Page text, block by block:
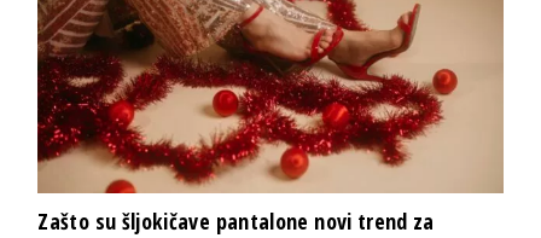
Zašto su šljokičave pantalone novi trend za